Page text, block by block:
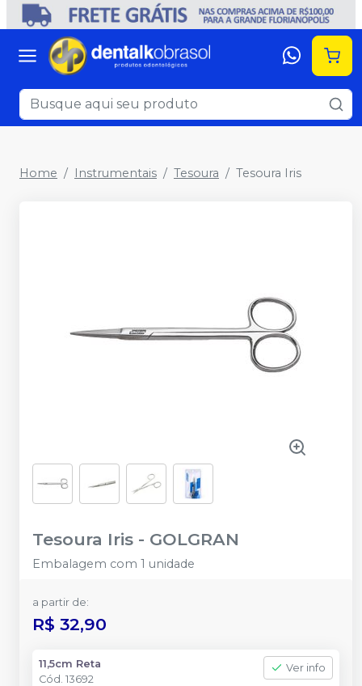
Home Instrumentais Tesoura Tesoura Iris
Tesoura Iris - GOLGRAN
Embalagem com 1 unidade
a partir de:
R$ 32,90
11,5cm Reta
Cód. 13692
Ver info